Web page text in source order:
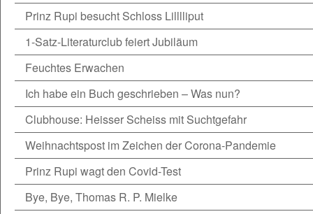
Prinz Rupi besucht Schloss Lilllliput
1-Satz-Literaturclub feiert Jubiläum
Feuchtes Erwachen
Ich habe ein Buch geschrieben – Was nun?
Clubhouse: Heisser Scheiss mit Suchtgefahr
Weihnachtspost im Zeichen der Corona-Pandemie
Prinz Rupi wagt den Covid-Test
Bye, Bye, Thomas R. P. Mielke